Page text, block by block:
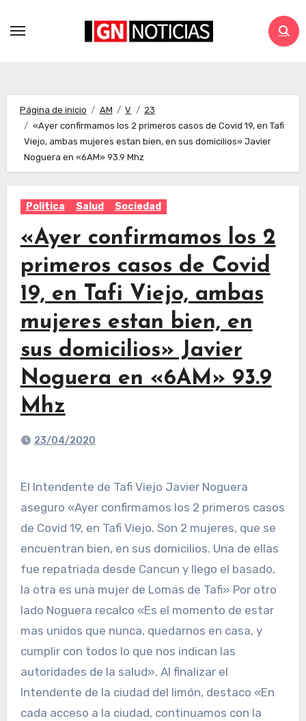
Página de inicio AM V
23
«Ayer confirmamos los 2 primeros casos de Covid 19, en Tafi
Viejo, ambas mujeres estan bien, en sus domicilios» Javier
Noguera en «6AM» 93.9 Mhz
Politica Salud Sociedad
«Ayer confirmamos los 2
primeros casos de Covid
19, en Tafi Viejo, ambas
mujeres estan bien, en
sus domicilios» Javier
Noguera en «6AM» 93.9
Mhz
23/04/2020
El Intendente de Tafi Viejo Javier Noguera
aseguro «Ayer confirmamos los 2 primeros casos
de Covid 19, en Tafi Viejo. Son 2 mujeres, que se
encuentran bien, en sus domicilios. Una de ellas
fue repatriada desde Cancun y llego el basado,
la otra es una mujer de Lomas de Tafi» Por otro
lado Noguera recalco «Es el momento de estar
mas unidos que nunca, quedarnos en casa, y
cumplir con todos lo que nos indican las
autoridades de la salud». Al finalizar el
Intendente de la ciudad del limón, destaco «En
cada acceso a la ciudad, continuamos con la